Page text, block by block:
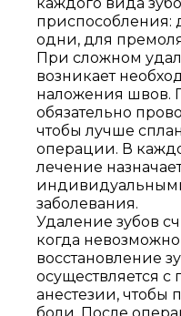
приспособления:
одни, для
При сложном
возникает
наложения швов.
обязательно
чтобы лучше
операции. В
лечение
заболевания.
Удаление зубов
когда
восстановление
осуществляется
анестезии, чтобы